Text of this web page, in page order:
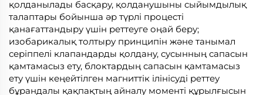
қолданылады басқару, қолданушыны сыйымдылық
талаптары бойынша әр түрлі процесті
қанағаттандыру үшін реттеуге оңай беру;
изобарикалық толтыру принципін және танымал
серіппелі клапандарды қолдану, сусынның сапасын
қамтамасыз ету, блоктардың сапасын қамтамасыз
ету үшін кеңейтілген магниттік ілінісуді реттеу
бұрандалы қақпақтың айналу моменті құрылғысын